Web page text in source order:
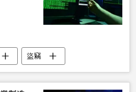
盜竊